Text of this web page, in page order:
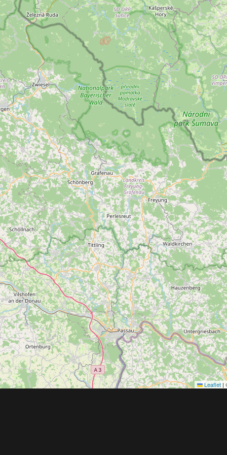
Leaflet |